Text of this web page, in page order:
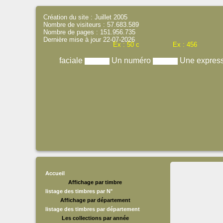
Ex : 50 c Ex : 456
faciale Un numéro Une
Création du site : Juillet 2005
Nombre de visiteurs : 57.683.589
Nombre de pages : 151.956.735
Dernière mise à jour 22-07-2026
Accueil
Affichage par timbre
listage des timbres par N°
Affichage par département
listage des timbres par département
Les collections par année